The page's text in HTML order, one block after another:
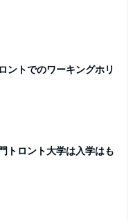
ントでのワーキングホリ
トロント大学は入学はも